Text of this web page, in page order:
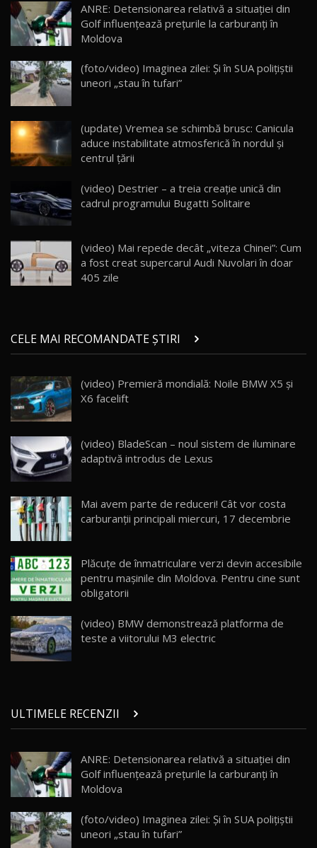
15 14:37
16
AutoBlogMD
13:10
17 20:06
Va fi modelul nr.1 BYD în Moldova? BYD Seal U
30:08
AutoBlog.MD
23:36
20
Noul ZEEKR 7X / Test Drive AutoBlog.MD
21
AutoBlog.MD
16:59
22
Noua Mazda 6e / Test Drive AutoBlog.MD
26:59
23
Lynk & Co 01 / Test Drive AutoBlog.MD
25:19
24
Van Electric Testat în Moldova / AutoBlog.MD
26:38
25
mai Exclusiv și Puternic Defender Testat în
Moldova
32:21
26
AutoBlog.MD
10:57
28
Noul Geely Monjaro 2025! Mai ieftin și mai
dotat / Test Drive AutoBlog.MD
29
ZEEKR 9X - PRIMUL TEST DRIVE ÎN ROMÂNĂ!
CUM SE CONDUCE?
33:40
30
Primele impresii despre BYD Seal U DM-i,
Sealion 7 și Seal 5 DM-i / Test Drive
ANRE: Detensionarea relativă a situației din
Golf influențează prețurile la carburanți în
Moldova
(foto/video) Imaginea zilei: Și în SUA polițiștii
uneori „stau în tufari”
(update) Vremea se schimbă brusc: Canicula
aduce instabilitate atmosferică în nordul și
centrul țării
(video) Destrier – a treia creație unică din
cadrul programului Bugatti Solitaire
(video) Mai repede decât „viteza Chinei”: Cum
a fost creat supercarul Audi Nuvolari în doar
405 zile
CELE MAI RECOMANDATE ȘTIRI
(video) Premieră mondială: Noile BMW X5 şi
X6 facelift
(video) BladeScan – noul sistem de iluminare
adaptivă introdus de Lexus
Mai avem parte de reduceri! Cât vor costa
carburanții principali miercuri, 17 decembrie
Plăcuțe de înmatriculare verzi devin accesibile
pentru mașinile din Moldova. Pentru cine sunt
obligatorii
(video) BMW demonstrează platforma de
teste a viitorului M3 electric
ULTIMELE RECENZII
ANRE: Detensionarea relativă a situației din
Golf influențează prețurile la carburanți în
Moldova
(foto/video) Imaginea zilei: Și în SUA polițiștii
uneori „stau în tufari”